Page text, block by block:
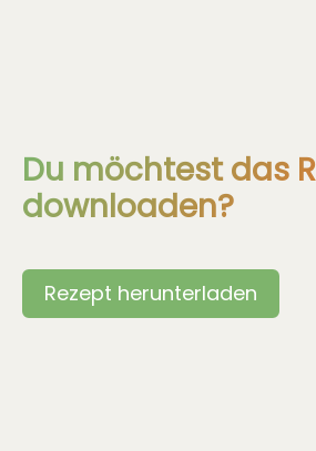
Du möchtest das
downloaden?
Rezept herunterladen